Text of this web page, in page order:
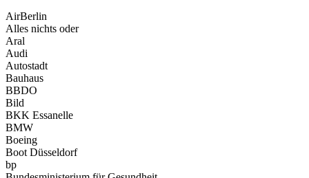
AirBerlin
Alles nichts oder
Aral
Audi
Autostadt
Bauhaus
BBDO
Bild
BKK Essanelle
BMW
Boeing
Boot Düsseldorf
bp